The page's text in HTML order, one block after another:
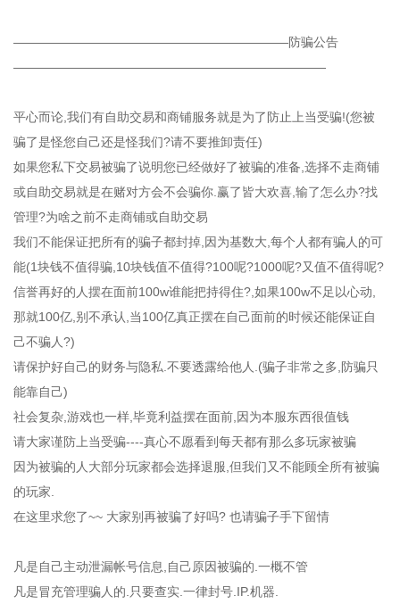
——————————————————————防骗公告
—————————————————————————
平心而论,我们有自助交易和商铺服务就是为了防止上当受骗!(您被
骗了是怪您自己还是怪我们?请不要推卸责任)
如果您私下交易被骗了说明您已经做好了被骗的准备,选择不走商铺
或自助交易就是在赌对方会不会骗你.赢了皆大欢喜,输了怎么办?找
管理?为啥之前不走商铺或自助交易
我们不能保证把所有的骗子都封掉,因为基数大,每个人都有骗人的可
能(1块钱不值得骗,10块钱值不值得?100呢?1000呢?又值不值得呢?
信誉再好的人摆在面前100w谁能把持得住?,如果100w不足以心动,
那就100亿,别不承认,当100亿真正摆在自己面前的时候还能保证自
己不骗人?)
请保护好自己的财务与隐私.不要透露给他人.(骗子非常之多,防骗只
能靠自己)
社会复杂,游戏也一样,毕竟利益摆在面前,因为本服东西很值钱
请大家谨防上当受骗----真心不愿看到每天都有那么多玩家被骗
因为被骗的人大部分玩家都会选择退服,但我们又不能顾全所有被骗
的玩家.
在这里求您了~~ 大家别再被骗了好吗? 也请骗子手下留情
凡是自己主动泄漏帐号信息,自己原因被骗的.一概不管
凡是冒充管理骗人的.只要查实.一律封号.IP.机器.